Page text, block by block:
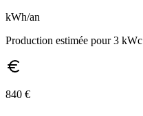
kWh/an
Production estimée pour 3 kWc
840 €